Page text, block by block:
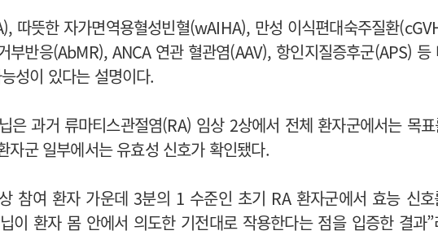
따뜻한 자가면역용혈성빈혈(wAIHA), 만성 이식편대숙주질환
부반응(AbMR), ANCA 연관 혈관염(AAV), 항인지질증후군(APS) 등
성이 있다는 설명이다.
은 과거 류마티스관절염(RA) 임상 2상에서 전체 환자군에서는 목
자군 일부에서는 유효성 신호가 확인됐다.
참여 환자 가운데 3분의 1 수준인 초기 RA 환자군에서 효능 신
이 환자 몸 안에서 의도한 기전대로 작용한다는 점을 입증한 결과